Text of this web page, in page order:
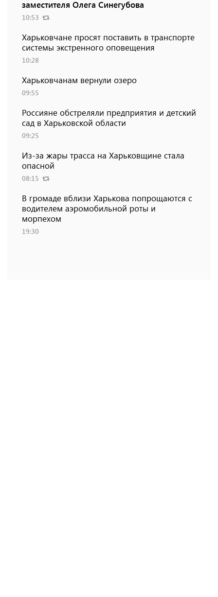
заместителя Олега Синегубова
10:53
Харьковчане просят поставить в транспорте
системы экстренного оповещения
10:28
Харьковчанам вернули озеро
09:55
Россияне обстреляли предприятия и детский
сад в Харьковской области
09:25
Из-за жары трасса на Харьковщине стала
опасной
08:15
В громаде вблизи Харькова попрощаются с
водителем аэромобильной роты и
морпехом
19:30